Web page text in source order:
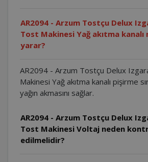
AR2094 - Arzum Tostçu Delux
Tost Makinesi Yağ akıtma kanalı
yarar?
AR2094 - Arzum Tostçu Delux
Makinesi Yağ akıtma kanalı pişirme
yağın akmasını sağlar.
AR2094 - Arzum Tostçu Delux
Tost Makinesi Voltaj neden
edilmelidir?